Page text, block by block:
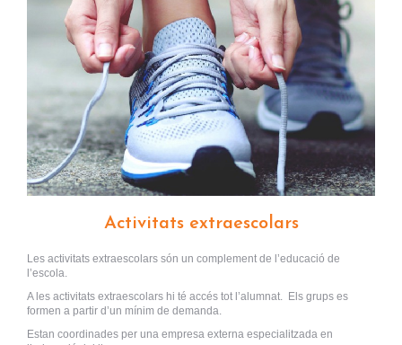
Activitats extraescolars
Les activitats extraescolars són un complement de l’educació de
l’escola.
A les activitats extraescolars hi té accés tot l’alumnat. Els grups es
formen a partir d’un mínim de demanda.
Estan coordinades per una empresa externa especialitzada en